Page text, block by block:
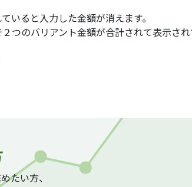
いると入力した金額が消えます。
つのバリアント金額が合計されて表示され
たい方、